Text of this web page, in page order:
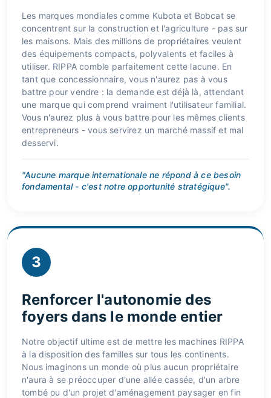
Les marques mondiales comme Kubota et Bobcat se
concentrent sur la construction et l'agriculture - pas sur
les maisons. Mais des millions de propriétaires veulent
des équipements compacts, polyvalents et faciles à
utiliser. RIPPA comble parfaitement cette lacune. En
tant que concessionnaire, vous n'aurez pas à vous
battre pour vendre : la demande est déjà là, attendant
une marque qui comprend vraiment l'utilisateur familial.
Vous n'aurez plus à vous battre pour les mêmes clients
entrepreneurs - vous servirez un marché massif et mal
desservi.
"Aucune marque internationale ne répond à ce besoin
fondamental - c'est notre opportunité stratégique".
3
Renforcer l'autonomie des
foyers dans le monde entier
Notre objectif ultime est de mettre les machines RIPPA
à la disposition des familles sur tous les continents.
Nous imaginons un monde où plus aucun propriétaire
n'aura à se préoccuper d'une allée cassée, d'un arbre
tombé ou d'un projet d'aménagement paysager en fin